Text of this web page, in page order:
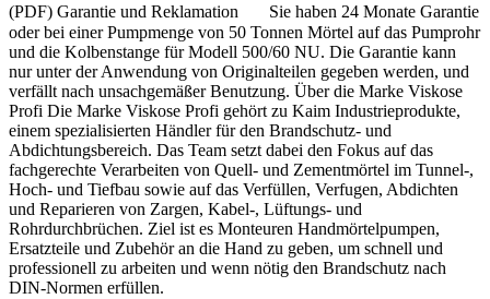
(PDF) Garantie und Reklamation Sie haben 24 Monate Garantie
oder bei einer Pumpmenge von 50 Tonnen Mörtel auf das Pumprohr
und die Kolbenstange für Modell 500/60 NU. Die Garantie kann
nur unter der Anwendung von Originalteilen gegeben werden, und
verfällt nach unsachgemäßer Benutzung. Über die Marke Viskose
Profi Die Marke Viskose Profi gehört zu Kaim Industrieprodukte,
einem spezialisierten Händler für den Brandschutz- und
Abdichtungsbereich. Das Team setzt dabei den Fokus auf das
fachgerechte Verarbeiten von Quell- und Zementmörtel im Tunnel-,
Hoch- und Tiefbau sowie auf das Verfüllen, Verfugen, Abdichten
und Reparieren von Zargen, Kabel-, Lüftungs- und
Rohrdurchbrüchen. Ziel ist es Monteuren Handmörtelpumpen,
Ersatzteile und Zubehör an die Hand zu geben, um schnell und
professionell zu arbeiten und wenn nötig den Brandschutz nach
DIN-Normen erfüllen.